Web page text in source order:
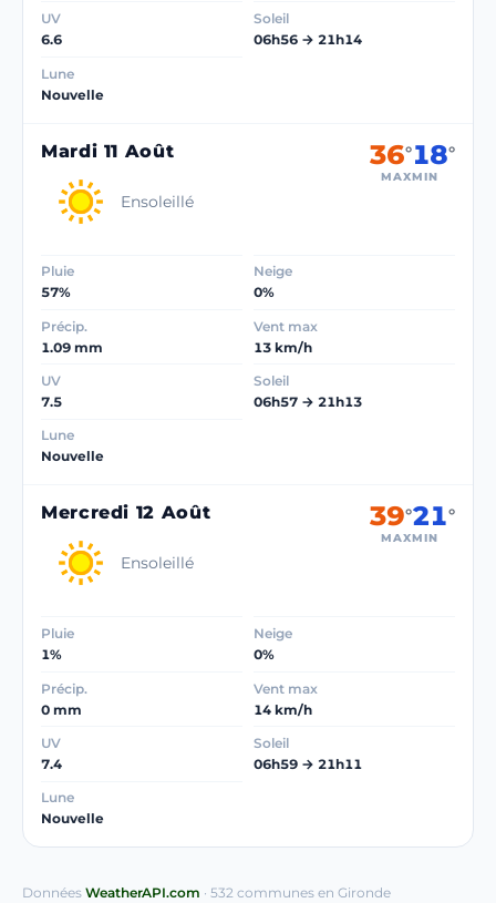
UV
6.6
Soleil
06h56 → 21h14
Lune
Nouvelle
Mardi 11 Août
Ensoleillé
36°
MAX
18°
MIN
Pluie
57%
Neige
0%
Précip.
1.09 mm
Vent max
13 km/h
UV
7.5
Soleil
06h57 → 21h13
Lune
Nouvelle
Mercredi 12 Août
Ensoleillé
39°
MAX
21°
MIN
Pluie
1%
Neige
0%
Précip.
0 mm
Vent max
14 km/h
UV
7.4
Soleil
06h59 → 21h11
Lune
Nouvelle
Données WeatherAPI.com · 532 communes en Gironde